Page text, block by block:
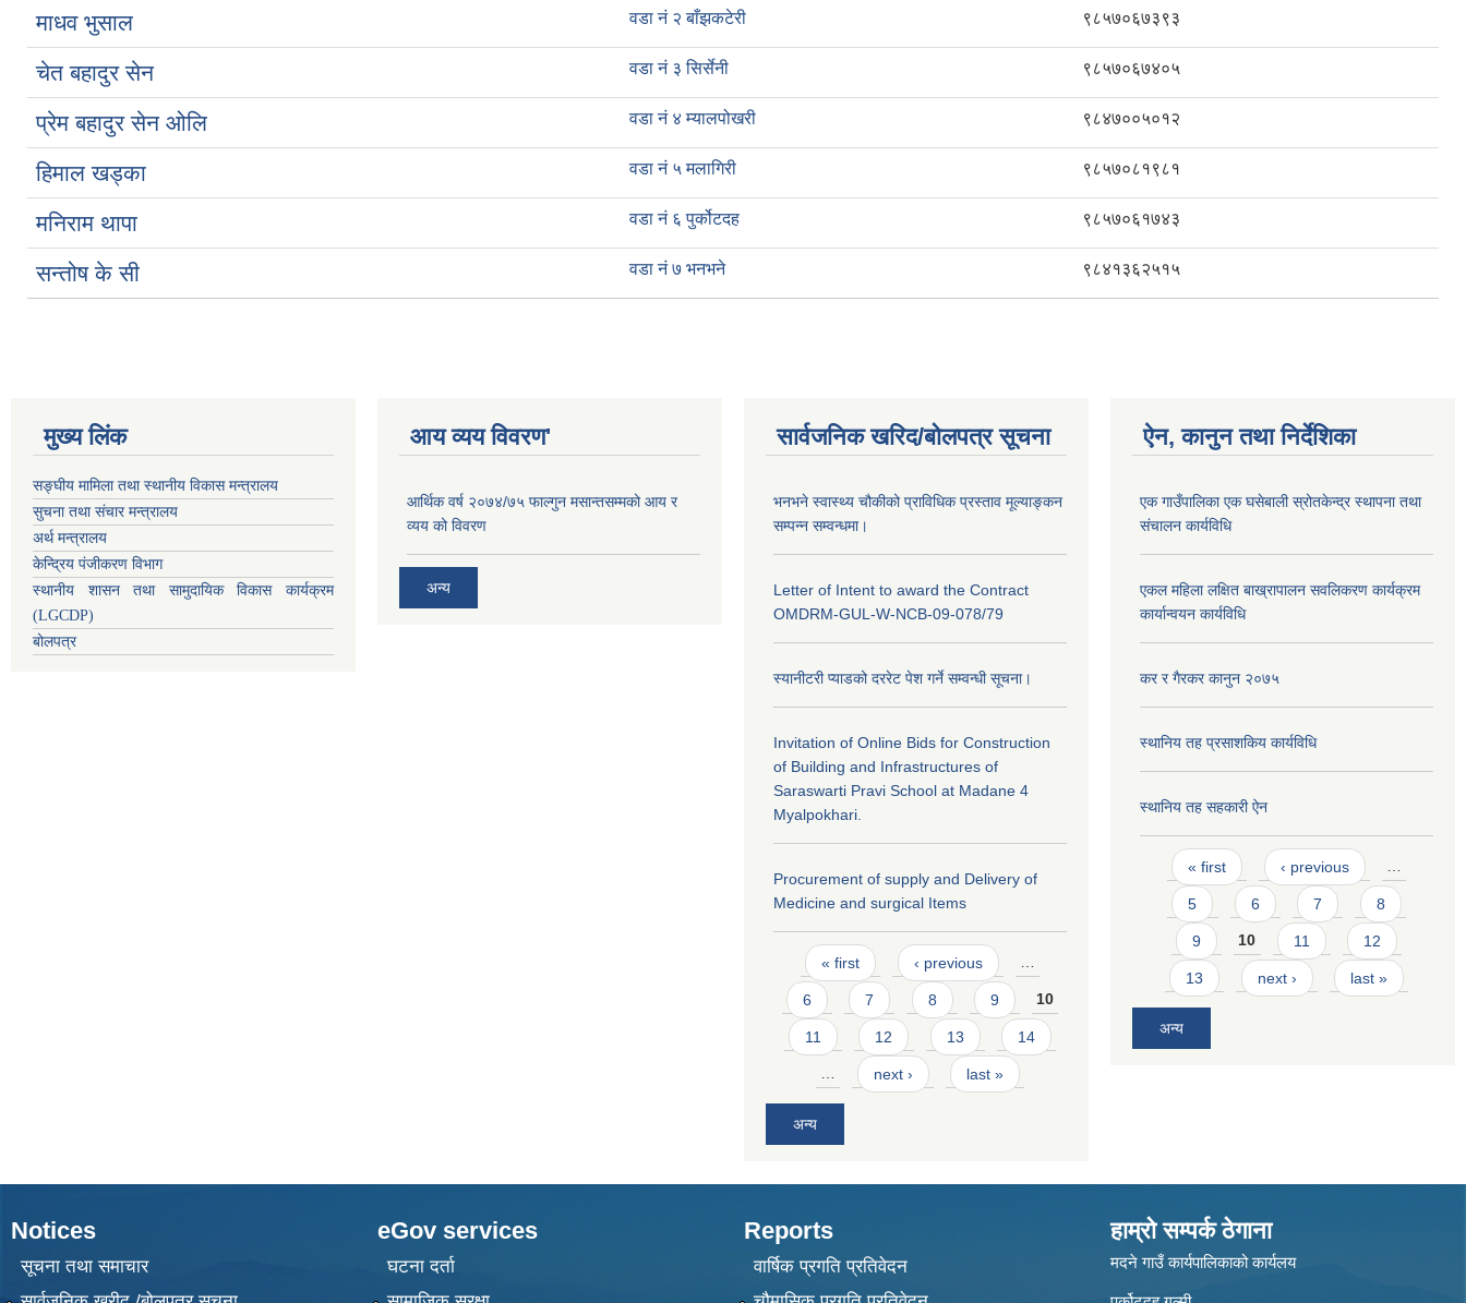
माधव भुसाल वडा नं २ बाँझकटेरी ९८५७०६७३९३
चेत बहादुर सेन वडा नं ३ सिर्सेनी ९८५७०६७४०५
प्रेम बहादुर सेन ओलि वडा नं ४ म्यालपोखरी ९८४७००५०१२
हिमाल खड्का वडा नं ५ मलागिरी ९८५७०८१९८१
मनिराम थापा वडा नं ६ पुर्कोटदह ९८५७०६१७४३
सन्तोष के सी वडा नं ७ भनभने ९८४१३६२५१५
मुख्य लिंक
सङ्घीय मामिला तथा स्थानीय विकास मन्त्रालय
सुचना तथा संचार मन्त्रालय
अर्थ मन्त्रालय
केन्द्रिय पंजीकरण विभाग
स्थानीय शासन तथा सामुदायिक विकास कार्यक्रम
(LGCDP)
बोलपत्र
आय व्यय विवरण'
आर्थिक वर्ष २०७४/७५ फाल्गुन मसान्तसम्मको आय र
व्यय को विवरण
अन्य
सार्वजनिक खरिद/बोलपत्र सूचना
भनभने स्वास्थ्य चौकीको प्राविधिक प्रस्ताव मूल्याङ्कन
सम्पन्न सम्वन्धमा।
Letter of Intent to award the Contract
OMDRM-GUL-W-NCB-09-078/79
स्यानीटरी प्याडको दररेट पेश गर्ने सम्वन्धी सूचना।
Invitation of Online Bids for Construction
of Building and Infrastructures of
Saraswarti Pravi School at Madane 4
Myalpokhari.
Procurement of supply and Delivery of
Medicine and surgical Items
Pages
« first ‹ previous …
6 7 8 9 10
11 12 13 14
… next › last »
अन्य
ऐन, कानुन तथा निर्देशिका
एक गाउँपालिका एक घसेबाली स्रोतकेन्द्र स्थापना तथा
संचालन कार्यविधि
एकल महिला लक्षित बाख्रापालन सवलिकरण कार्यक्रम
कार्यान्वयन कार्यविधि
कर र गैरकर कानुन २०७५
स्थानिय तह प्रसाशकिय कार्यविधि
स्थानिय तह सहकारी ऐन
Pages
« first ‹ previous …
5 6 7 8
9 10 11 12
13 next › last »
अन्य
Notices
सूचना तथा समाचार
eGov services
घटना दर्ता
Reports
वार्षिक प्रगति प्रतिवेदन
हाम्रो सम्पर्क ठेगाना
मदने गाउँ कार्यपालिकाको कार्यलय